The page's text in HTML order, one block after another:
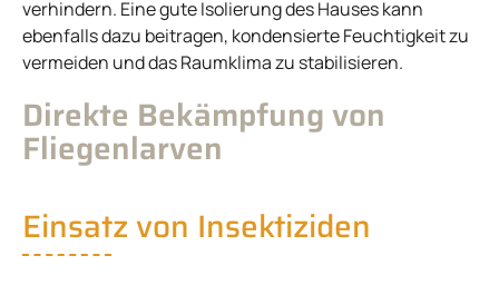
verhindern. Eine gute Isolierung des Hauses kann
ebenfalls dazu beitragen, kondensierte Feuchtigkeit zu
vermeiden und das Raumklima zu stabilisieren.
Direkte Bekämpfung von
Fliegenlarven
Einsatz von Insektiziden